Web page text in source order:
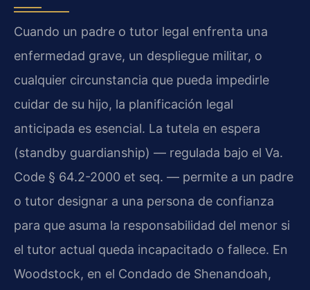
Cuando un padre o tutor legal enfrenta una
enfermedad grave, un despliegue militar, o
cualquier circunstancia que pueda impedirle
cuidar de su hijo, la planificación legal
anticipada es esencial. La tutela en espera
(standby guardianship) — regulada bajo el Va.
Code § 64.2-2000 et seq. — permite a un padre
o tutor designar a una persona de confianza
para que asuma la responsabilidad del menor si
el tutor actual queda incapacitado o fallece. En
Woodstock, en el Condado de Shenandoah,